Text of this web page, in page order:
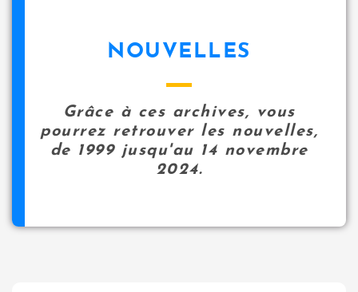
NOUVELLES
Grâce à ces archives, vous
pourrez retrouver les nouvelles,
de 1999 jusqu'au 14 novembre
2024.